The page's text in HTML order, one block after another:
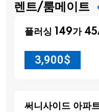
렌트/룸메이트
플러싱 149가
3,900$
써니사이드 아